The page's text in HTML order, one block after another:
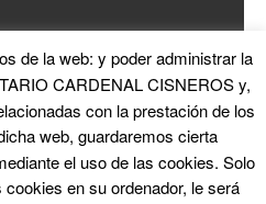
de la web: y poder administrar la
CARDENAL CISNEROS y,
con la prestación de los
web, guardaremos cierta
el uso de las cookies. Solo
en su ordenador, le será